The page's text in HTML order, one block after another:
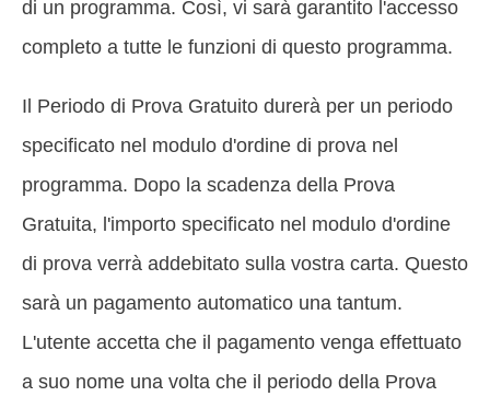
di un programma. Così, vi sarà garantito l'accesso
completo a tutte le funzioni di questo programma.
Il Periodo di Prova Gratuito durerà per un periodo
specificato nel modulo d'ordine di prova nel
programma. Dopo la scadenza della Prova
Gratuita, l'importo specificato nel modulo d'ordine
di prova verrà addebitato sulla vostra carta. Questo
sarà un pagamento automatico una tantum.
L'utente accetta che il pagamento venga effettuato
a suo nome una volta che il periodo della Prova